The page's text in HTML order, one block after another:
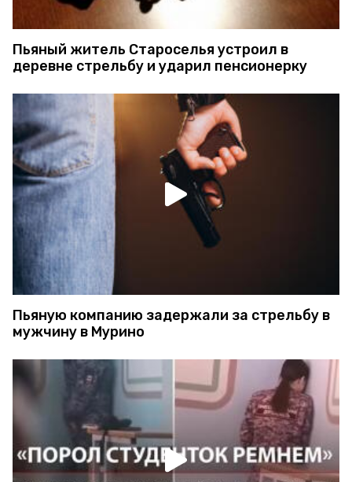
Пьяный житель Староселья устроил в
деревне стрельбу и ударил пенсионерку
Пьяную компанию задержали за стрельбу в
мужчину в Мурино